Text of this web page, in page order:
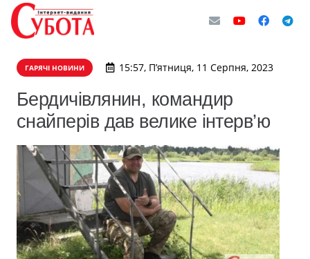
ГАРЯЧІ НОВИНИ 15:57, П’ятниця, 11 Серпня, 2023
Бердичівлянин, командир
снайперів дав велике інтерв’ю